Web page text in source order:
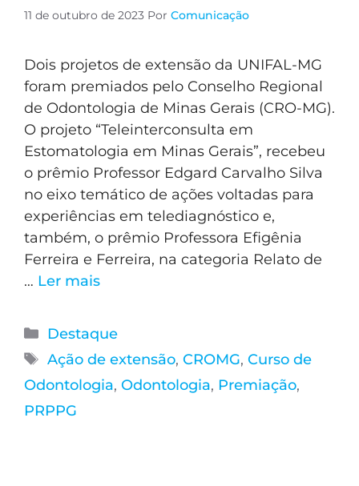
11 de outubro de 2023 Por Comunicação
Dois projetos de extensão da UNIFAL-MG
foram premiados pelo Conselho Regional
de Odontologia de Minas Gerais (CRO-MG).
O projeto “Teleinterconsulta em
Estomatologia em Minas Gerais”, recebeu
o prêmio Professor Edgard Carvalho Silva
no eixo temático de ações voltadas para
experiências em telediagnóstico e,
também, o prêmio Professora Efigênia
Ferreira e Ferreira, na categoria Relato de
… Ler mais
Destaque
Ação de extensão, CROMG, Curso de
Odontologia, Odontologia, Premiação,
PRPPG